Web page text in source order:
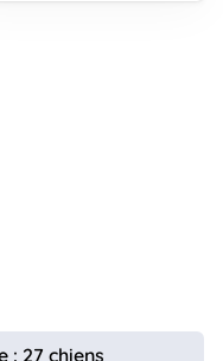
: 27 chiens